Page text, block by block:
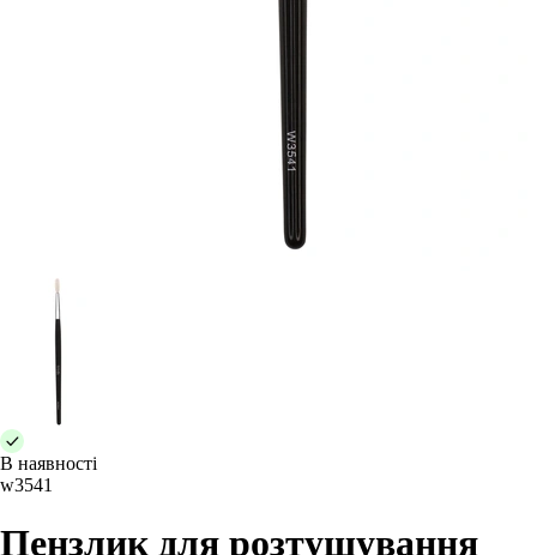
В наявності
w3541
Пензлик для розтушування